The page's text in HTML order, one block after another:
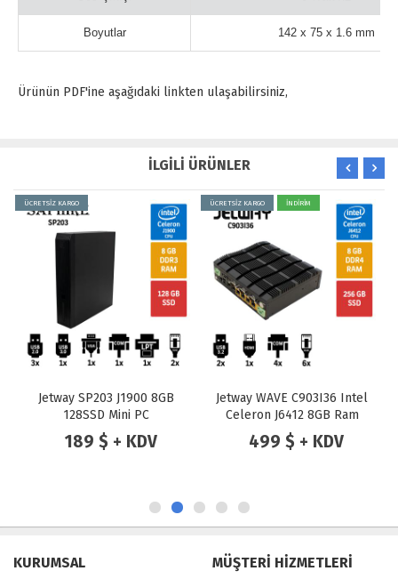
Boyutlar 142 x 75 x 1.6 mm
Ürünün PDF'ine aşağıdaki linkten ulaşabilirsiniz,
İLGİLİ ÜRÜNLER
ÜCRETSİZ KARGO
Jetway SP203 J1900 8GB
128SSD Mini PC
189 $ + KDV
ÜCRETSİZ KARGO İNDİRİM
Jetway WAVE C903I36 Intel
Celeron J6412 8GB Ram
256GB SSD 6 Port POE
2.5GbE Lan Endüstriyel
499 $ + KDV
KURUMSAL MÜŞTERİ HİZMETLERİ